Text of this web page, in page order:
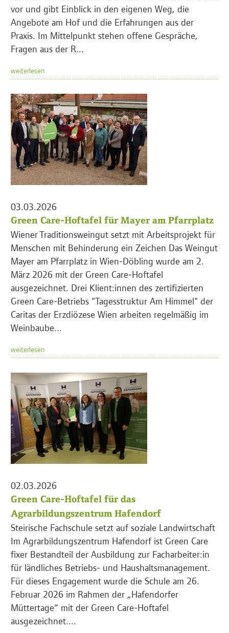
vor und gibt Einblick in den eigenen Weg, die
Angebote am Hof und die Erfahrungen aus der
Praxis. Im Mittelpunkt stehen offene Gespräche,
Fragen aus der R...
weiterlesen
03.03.2026
Green Care-Hoftafel für Mayer am Pfarrplatz
Wiener Traditionsweingut setzt mit Arbeitsprojekt für
Menschen mit Behinderung ein Zeichen Das Weingut
Mayer am Pfarrplatz in Wien-Döbling wurde am 2.
März 2026 mit der Green Care-Hoftafel
ausgezeichnet. Drei Klient:innen des zertifizierten
Green Care-Betriebs "Tagesstruktur Am Himmel" der
Caritas der Erzdiözese Wien arbeiten regelmäßig im
Weinbaube...
weiterlesen
02.03.2026
Green Care-Hoftafel für das
Agrarbildungszentrum Hafendorf
Steirische Fachschule setzt auf soziale Landwirtschaft
Im Agrarbildungszentrum Hafendorf ist Green Care
fixer Bestandteil der Ausbildung zur Facharbeiter:in
für ländliches Betriebs- und Haushaltsmanagement.
Für dieses Engagement wurde die Schule am 26.
Februar 2026 im Rahmen der „Hafendorfer
Müttertage“ mit der Green Care-Hoftafel
ausgezeichnet....